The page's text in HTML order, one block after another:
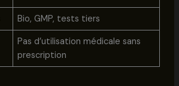
Bio, GMP, tests tiers
Pas d’utilisation médicale sans
prescription